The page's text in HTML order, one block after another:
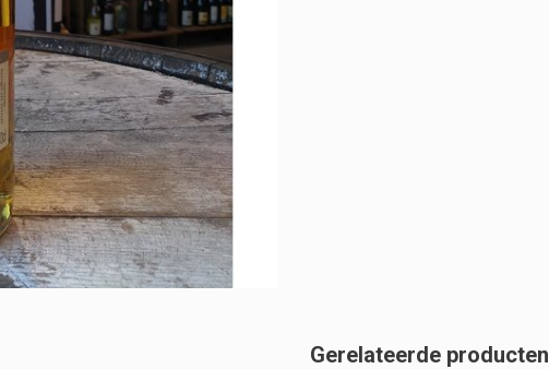
Gerelateerde producten